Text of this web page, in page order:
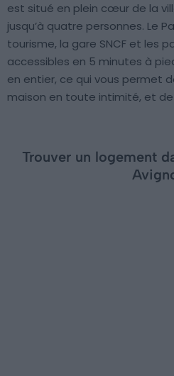
est situé en plein cœur de la
jusqu’à quatre personnes. Le
tourisme, la gare SNCF et les
accessibles en 5 minutes à
en entier, ce qui vous permet
maison en toute intimité, et
Trouver un logement